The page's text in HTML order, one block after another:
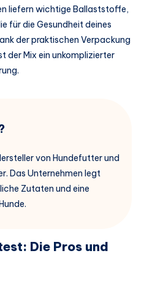
liefern wichtige Ballaststoffe,
für die Gesundheit deines
der praktischen Verpackung
der Mix ein unkomplizierter
von Hundefutter und
Das Unternehmen legt
Zutaten und eine
Die Pros und